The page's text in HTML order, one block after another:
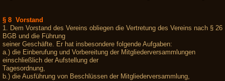
§ 8 Vorstand
1. Dem Vorstand des Vereins obliegen die Vertretung des Vereins nach § 26
BGB und die Führung
seiner Geschäfte. Er hat insbesondere folgende Aufgaben:
a.) die Einberufung und Vorbereitung der Mitgliederversammlungen
einschließlich der Aufstellung der
Tagesordnung,
b.) die Ausführung von Beschlüssen der Mitgliederversammlung,